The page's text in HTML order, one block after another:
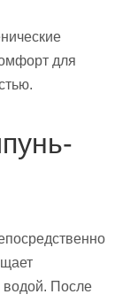
для
водой. После